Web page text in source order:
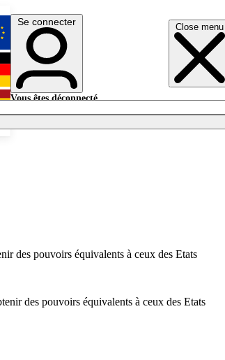
Close menu
English
Deutsch
Se connecter
Vous êtes déconnecté.
des pouvoirs équivalents à ceux des Etats
des pouvoirs équivalents à ceux des Etats